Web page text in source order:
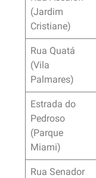
(Jardim
Cristiane)
Rua Quatá
(Vila
Palmares)
Estrada do
Pedroso
(Parque
Miami)
Rua Senador